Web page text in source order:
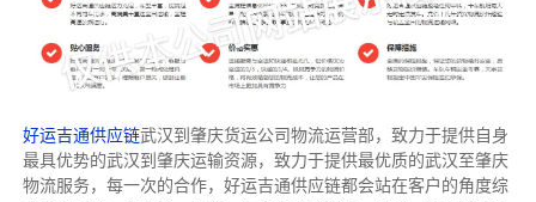
好运吉通供应链武汉到肇庆货运公司物流运营部，致力于提供自身
最具优势的武汉到肇庆运输资源，致力于提供最优质的武汉至肇庆
物流服务，每一次的合作，好运吉通供应链都会站在客户的角度综